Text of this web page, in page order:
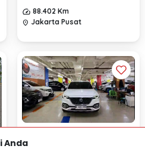
88.402 Km
location_on Jakarta Pusat
2022
Anda